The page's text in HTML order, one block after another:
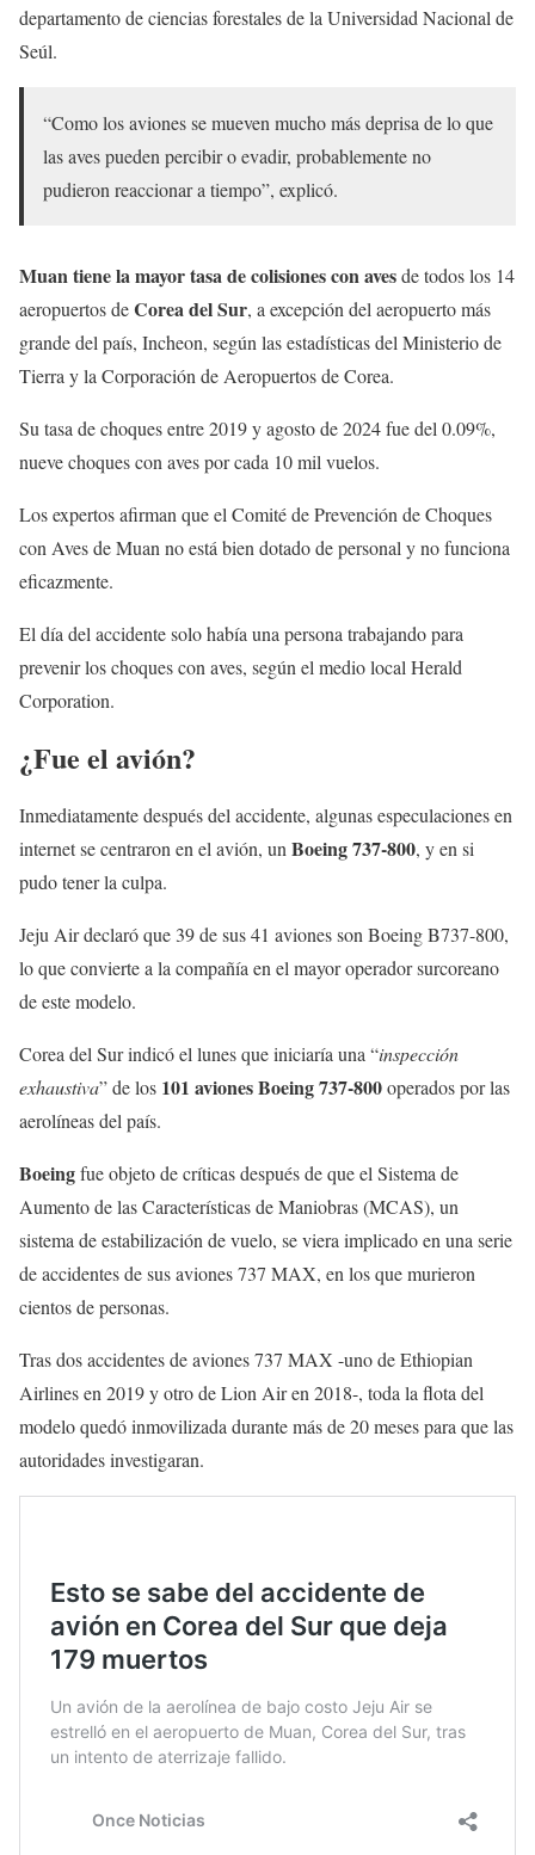
departamento de ciencias forestales de la Universidad Nacional de
Seúl.
“Como los aviones se mueven mucho más deprisa de lo que
las aves pueden percibir o evadir, probablemente no
pudieron reaccionar a tiempo”, explicó.
Muan tiene la mayor tasa de colisiones con avesde todos los 14
aeropuertos deCorea del Sur, a excepción del aeropuerto más
grande del país, Incheon, según las estadísticas del Ministerio de
Tierra y la Corporación de Aeropuertos de Corea.
Su tasa de choques entre 2019 y agosto de 2024 fue del 0.09%,
nueve choques con aves por cada 10 mil vuelos.
Los expertos afirman que el Comité de Prevención de Choques
con Aves de Muan no está bien dotado de personal y no funciona
eficazmente.
El día del accidente solo había una persona trabajando para
prevenir los choques con aves, según el medio local Herald
Corporation.
¿Fue el avión?
Inmediatamente después del accidente, algunas especulaciones en
internet se centraron en el avión, un Boeing 737-800, y en si
pudo tener la culpa.
Jeju Air declaró que 39 de sus 41 aviones son Boeing B737-800,
lo que convierte a la compañía en el mayor operador surcoreano
de este modelo.
Corea del Sur indicó el lunes que iniciaría una “inspección
exhaustiva” de los 101 aviones Boeing 737-800operados por las
aerolíneas del país.
Boeingfue objeto de críticas después de que el Sistema de
Aumento de las Características de Maniobras (MCAS), un
sistema de estabilización de vuelo, se viera implicado en una serie
de accidentes de sus aviones 737 MAX, en los que murieron
cientos de personas.
Tras dos accidentes de aviones 737 MAX -uno de Ethiopian
Airlines en 2019 y otro de Lion Air en 2018-, toda la flota del
modelo quedó inmovilizada durante más de 20 meses para que las
autoridades investigaran.